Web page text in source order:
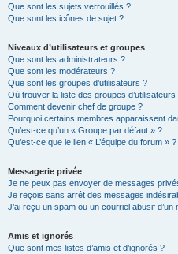
Que sont les sujets verrouillés ?
Que sont les icônes de sujet ?
Niveaux d’utilisateurs et groupes
Que sont les administrateurs ?
Que sont les modérateurs ?
Que sont les groupes d’utilisateurs ?
Où trouver la liste des groupes
Comment devenir chef de groupe ?
Pourquoi certains membres apparaissent
Qu’est-ce qu’un « Groupe par défaut » ?
Qu’est-ce que le lien « L’équipe du forum » ?
Messagerie privée
Je ne peux pas envoyer de messages
Je reçois sans arrêt des messages
J’ai reçu un spam ou un courriel abusif
Amis et ignorés
Que sont mes listes d’amis et d’ignorés ?